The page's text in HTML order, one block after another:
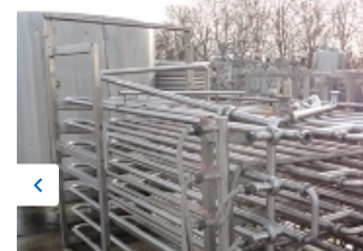
select
a
result.
Press
enter
to
go